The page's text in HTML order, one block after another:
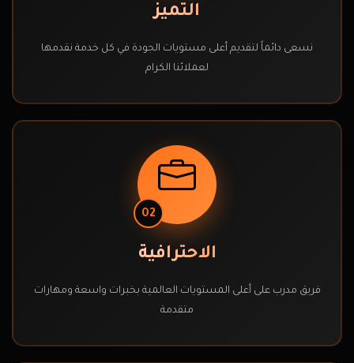
التميز
نسعى دائماً لتقديم أعلى مستويات الجودة في كل خدمة نقدمها
لعملائنا الكرام
02
الاحترافية
فريق مدرب على أعلى المستويات العالمية بخبرات واسعة ومهارات
متقدمة